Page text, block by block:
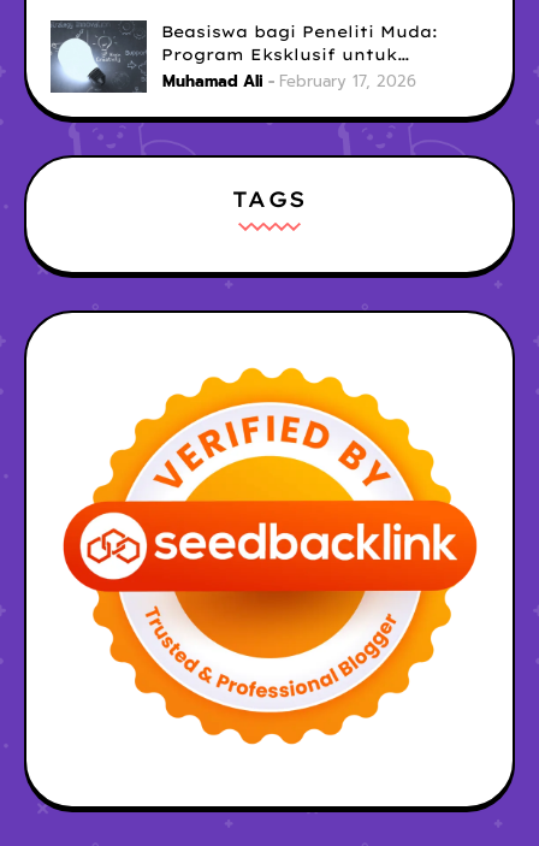
Beasiswa bagi Peneliti Muda:
Program Eksklusif untuk
Menunjang Karier Akademik
Muhamad Ali February 17, 2026
TAGS